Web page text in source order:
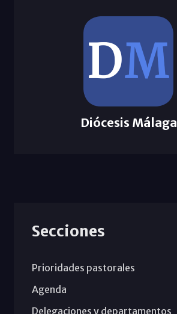
Diócesis Málaga
Secciones
Prioridades pastorales
Agenda
Delegaciones y departamentos